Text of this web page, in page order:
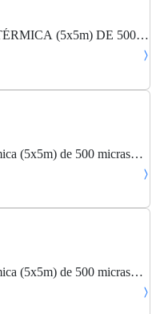
(5x5m) DE 500
Refuerzo EN LOS
para...
(5x5m) de 500 micras
lados estrechos +
(5x5m) de 500 micras
lados estrechos +